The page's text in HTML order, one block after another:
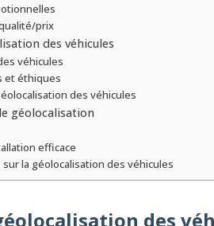
prix
des véhicules
véhicules
et éthiques
des véhicules
géolocalisation
efficace
la géolocalisation des véhicules
des